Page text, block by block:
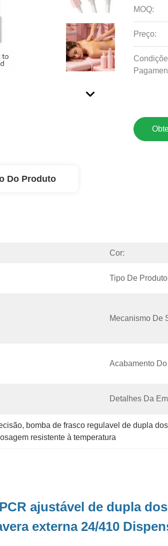
MOQ:
Preço:
Do Produto
Cor:
Tipo De
Mecanismo De
Acabamento
Detalhes Da
, bomba de frasco regulavel de dupla
resistente à temperatura
ajustável de dupla
externa 24/410